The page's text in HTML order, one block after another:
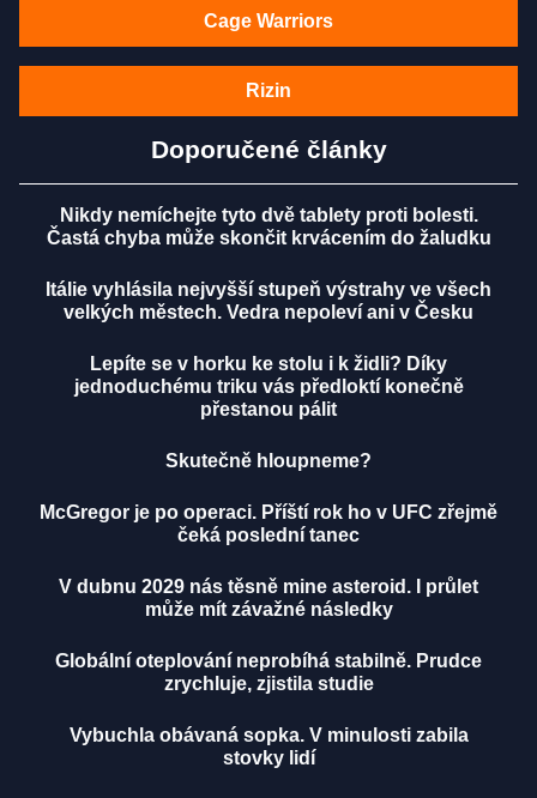
Cage Warriors
Rizin
Doporučené články
Nikdy nemíchejte tyto dvě tablety proti bolesti.
Častá chyba může skončit krvácením do žaludku
Itálie vyhlásila nejvyšší stupeň výstrahy ve všech
velkých městech. Vedra nepoleví ani v Česku
Lepíte se v horku ke stolu i k židli? Díky
jednoduchému triku vás předloktí konečně
přestanou pálit
Skutečně hloupneme?
McGregor je po operaci. Příští rok ho v UFC zřejmě
čeká poslední tanec
V dubnu 2029 nás těsně mine asteroid. I průlet
může mít závažné následky
Globální oteplování neprobíhá stabilně. Prudce
zrychluje, zjistila studie
Vybuchla obávaná sopka. V minulosti zabila
stovky lidí